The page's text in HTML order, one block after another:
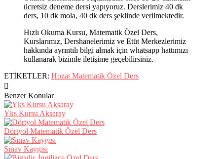
ücretsiz deneme dersi yapıyoruz. Derslerimiz 40 dk
ders, 10 dk mola, 40 dk ders şeklinde verilmektedir.
Hızlı Okuma Kursu, Matematik Özel Ders,
Kurslarımız, Dershanelerimiz ve Etüt Merkezlerimiz
hakkında ayrıntılı bilgi almak için whatsapp hattımızı
kullanarak bizimle iletişime geçebilirsiniz.
ETİKETLER: Hozat Matematik Özel Ders
Benzer Konular
Yks Kursu Aksaray
Dörtyol Matematik Özel Ders
Sınav Kaygısı